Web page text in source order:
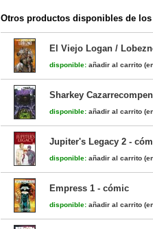
Otros productos disponibles de
El Viejo Logan /
disponible: añadir al carrito
Sharkey
disponible: añadir al carrito
Jupiter's Legacy 2 -
disponible: añadir al carrito
Empress 1 - cómic
disponible: añadir al carrito